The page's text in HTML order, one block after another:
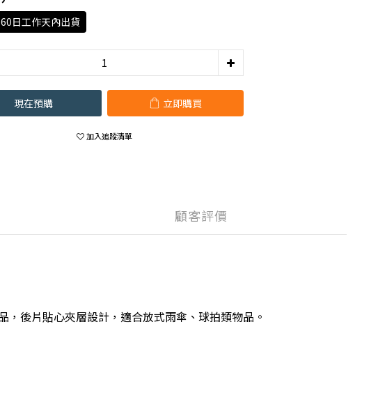
日工作天內出貨
現在預購 立即購買
加入追蹤清單
顧客評價
後片貼心夾層設計，適合放式雨傘、球拍類物品。